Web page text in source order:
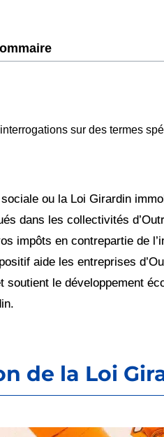
sur des termes
ou la Loi Girardin
dans les collectivités
impôts en contrepartie de
aide les entreprises
soutient le développement
de la Loi